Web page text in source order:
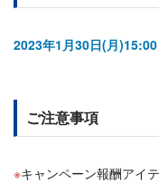
2023年1月30日(月
ご注意事項
キャンペーン報酬アイ